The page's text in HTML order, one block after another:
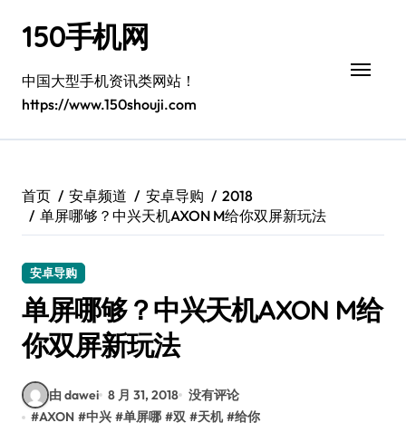
150手机网
中国大型手机资讯类网站！
https://www.150shouji.com
首页 安卓频道 安卓导购
2018
单屏哪够？中兴天机AXON M给你双屏新玩法
安卓导购
单屏哪够？中兴天机AXON M给
你双屏新玩法
由 dawei 8 月 31, 2018 没有评论
#AXON #中兴 #单屏哪 #双 #天机 #给你